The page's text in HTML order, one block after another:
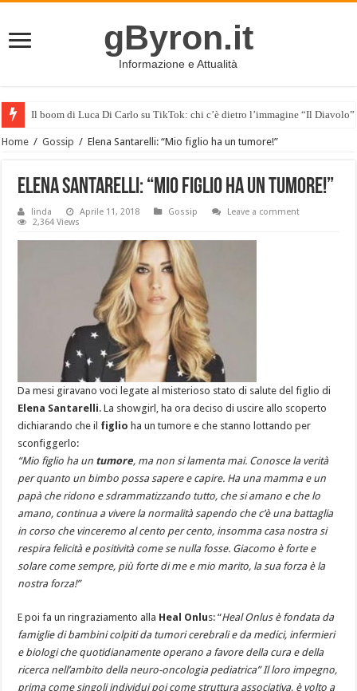
gByron.it
Informazione e Attualità
Il boom di Luca Di Carlo su TikTok: chi c’è dietro l’immagine “Il Diavolo”
Home / Gossip / Elena Santarelli: “Mio figlio ha un tumore!”
Elena Santarelli: “Mio figlio ha un tumore!”
linda Aprile 11, 2018 Gossip
Leave a comment
2,364 Views
Da mesi giravano voci legate al misterioso stato di salute del figlio di
Elena Santarelli. La showgirl, ha ora deciso di uscire allo scoperto
dichiarando che il figlio ha un tumore e che stanno lottando per
sconfiggerlo:
“Mio figlio ha un tumore, ma non si lamenta mai. Conosce la verità
per quanto un bimbo possa sapere e capire. Ha una mamma e un
papà che ridono e sdrammatizzando tutto, che si amano e che lo
amano, continua a vivere la normalità sapendo che c’è una battaglia
in corso che vinceremo al cento per cento, insomma casa nostra si
respira felicità e positività come se nulla fosse. Giacomo è forte e
solare come sempre, più forte di me e mio marito, la sua forza è la
nostra forza!”
E poi fa un ringraziamento alla Heal Onlus: “Heal Onlus è fondata da
famiglie di bambini colpiti da tumori cerebrali e da medici, infermieri
e biologi che quotidianamente operano a favore della cura e della
ricerca nell’ambito della neuro-oncologia pediatrica” Il loro impegno,
prima come singoli individui poi come struttura associativa, è volto a